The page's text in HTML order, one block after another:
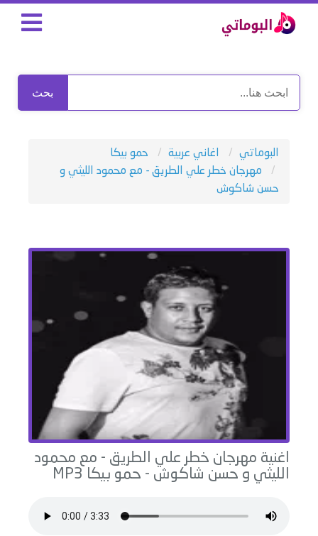
بحث
البوماتي اغاني عربية
حمو بيكا
مهرجان خطر علي الطريق - مع محمود الليثي و
حسن شاكوش
اغنية مهرجان خطر علي الطريق - مع محمود
الليثي و حسن شاكوش - حمو بيكا